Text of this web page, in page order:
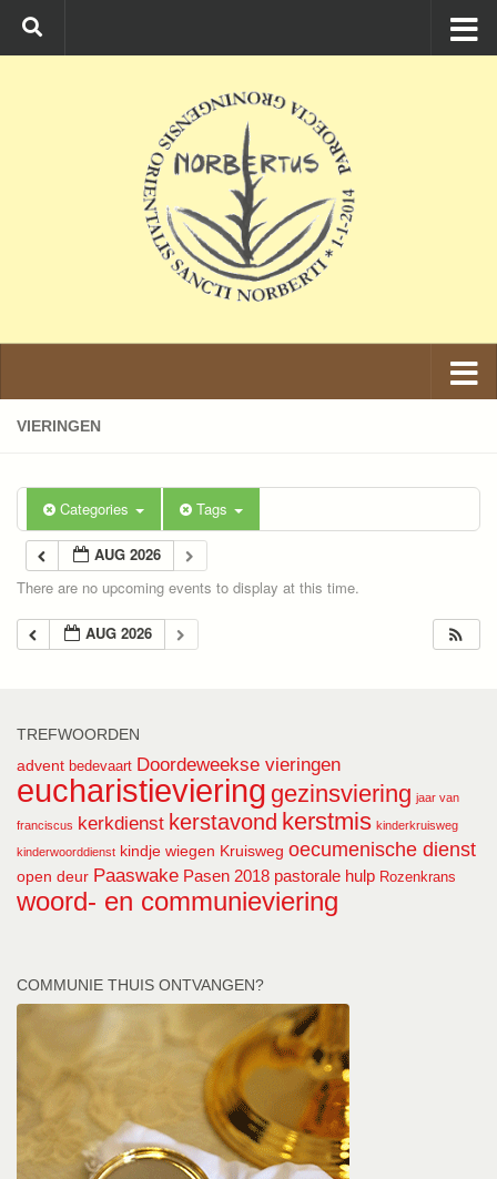
Ga naar de inhoud
VIERINGEN
Categories Tags
AUG 2026
There are no upcoming events to display at this time.
AUG 2026
TREFWOORDEN
advent bedevaart Doordeweekse vieringen
eucharistieviering gezinsviering jaar van
franciscus kerkdienst kerstavond kerstmis kinderkruisweg
kinderwoorddienst kindje wiegen Kruisweg oecumenische dienst
open deur Paaswake Pasen 2018 pastorale hulp Rozenkrans
woord- en communieviering
COMMUNIE THUIS ONTVANGEN?